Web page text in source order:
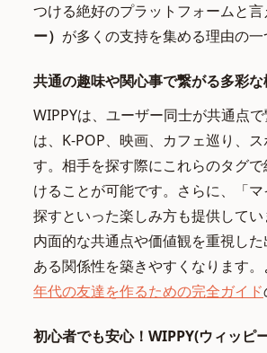
つける絶好のプラットフォームと
ー） が多くの支持を集める理由の一
共通の趣味や関心事で繋がる多彩
WIPPYは、ユーザー同士が共通点
は、K-POP、映画、カフェ巡り、
す。相手を探す際にこれらのタグ
けることが可能です。さらに、「
探すといった楽しみ方も提供して
内面的な共通点や価値観を重視し
ある関係性を築きやすくなります
年代の友達を作るための完全ガイド
初心者でも安心！WIPPY(ウィッピ